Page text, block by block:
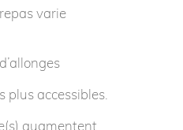
varie
plus accessibles.
augmentent